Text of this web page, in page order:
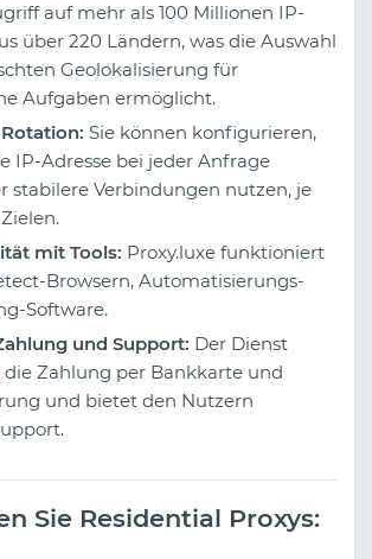
auf mehr als 100 Millionen IP-
über 220 Ländern, was die Auswahl
Geolokalisierung für
Aufgaben ermöglicht.
Sie können konfigurieren,
IP-Adresse bei jeder Anfrage
stabilere Verbindungen nutzen, je
mit Tools: Proxy.luxe funktioniert
Browsern, Automatisierungs-
Software.
und Support: Der Dienst
Zahlung per Bankkarte und
und bietet den Nutzern
Sie Residential Proxys: